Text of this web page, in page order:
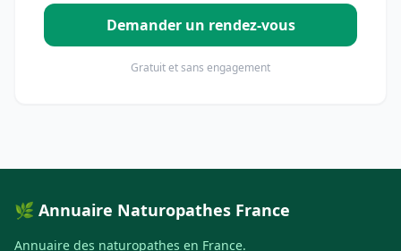
Demander un rendez-vous
Gratuit et sans engagement
🌿 Annuaire Naturopathes France
Annuaire des naturopathes en France.